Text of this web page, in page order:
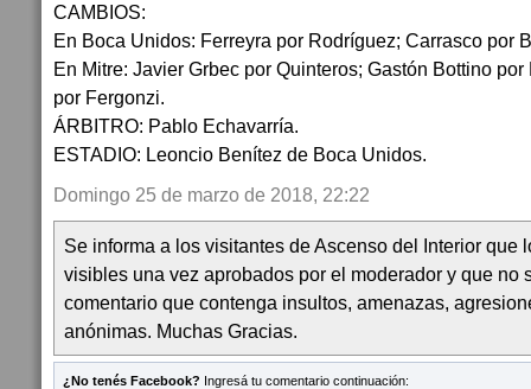
CAMBIOS:
En Boca Unidos: Ferreyra por Rodríguez; Carrasco por
En Mitre: Javier Grbec por Quinteros; Gastón Bottino
por Fergonzi.
ÁRBITRO: Pablo Echavarría.
ESTADIO: Leoncio Benítez de Boca Unidos.
Domingo 25 de marzo de 2018, 22:22
Se informa a los visitantes de Ascenso del Interior que
visibles una vez aprobados por el moderador y que no
comentario que contenga insultos, amenazas,
anónimas. Muchas Gracias.
¿No tenés Facebook? Ingresá tu comentario continuación: